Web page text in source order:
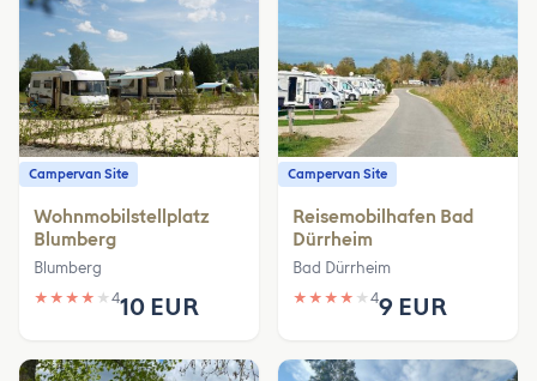
Campervan Site
Wohnmobilstellplatz
Blumberg
Blumberg
★ ★ ★ ★ ★ 410 EUR
Campervan Site
Reisemobilhafen Bad
Dürrheim
Bad Dürrheim
★ ★ ★ ★ ★ 49 EUR